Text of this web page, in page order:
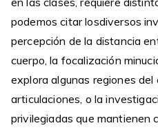
podemos citar losdiversos
percepción de la distancia
cuerpo, la focalización
explora algunas regiones
articulaciones, o la
privilegiadas que mantienen